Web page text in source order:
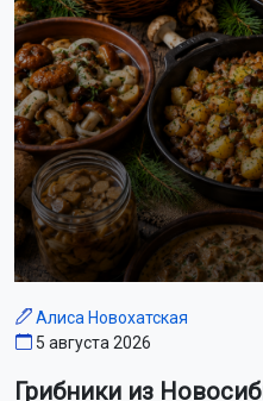
На Новосибирскую
градусный зной
Высокая пожароопасность
В Новосибирске почти
женщину